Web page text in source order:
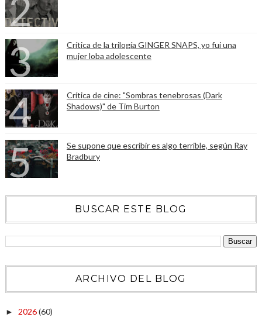
Crítica de la trilogía GINGER SNAPS, yo fui una
mujer loba adolescente
Crítica de cine: "Sombras tenebrosas (Dark
Shadows)" de Tim Burton
Se supone que escribir es algo terrible, según Ray
Bradbury
BUSCAR ESTE BLOG
ARCHIVO DEL BLOG
► 2026(60)